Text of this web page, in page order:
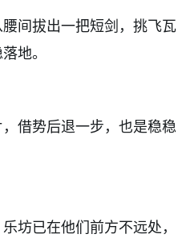
间拔出一把短剑，挑飞瓦
地。
借势后退一步，也是稳稳
坊已在他们前方不远处，